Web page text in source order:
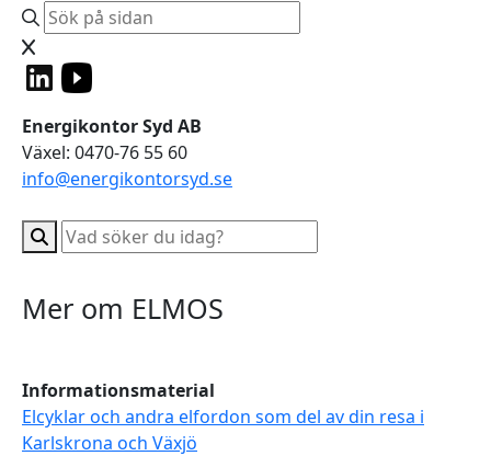
Energikontor Syd AB
Växel: 0470-76 55 60
info@energikontorsyd.se
Mer om ELMOS
Informationsmaterial
Elcyklar och andra elfordon som del av din resa i
Karlskrona och Växjö